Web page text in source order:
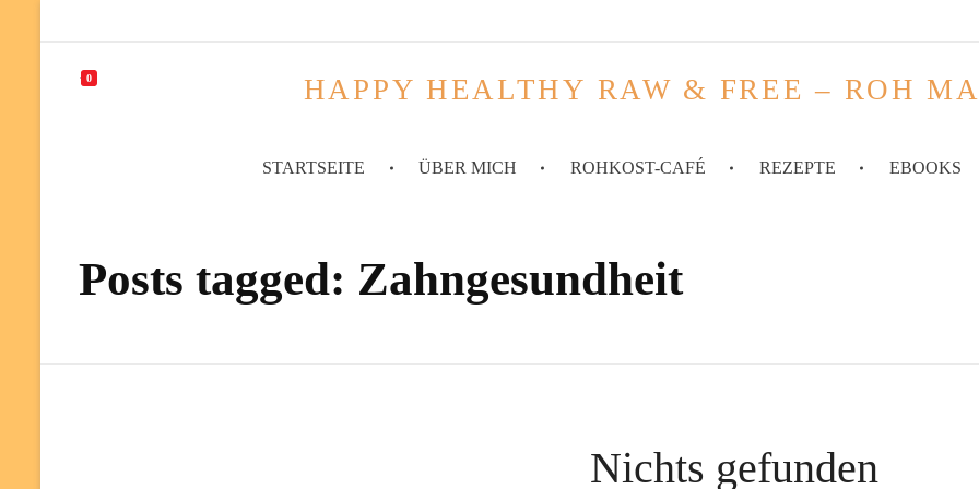
HAPPY HEALTHY RAW & FREE – ROH
0
STARTSEITE ÜBER MICH ROHKOST-CAFÉ REZEPTE EBOOKS
Posts tagged: Zahngesundheit
Nichts gefunden